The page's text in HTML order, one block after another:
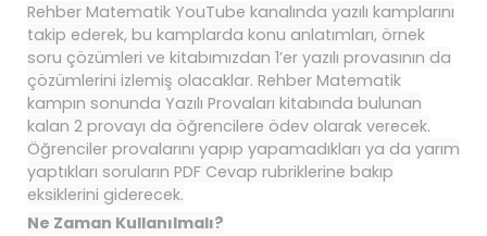
Rehber Matematik YouTube kanalında yazılı kamplarını
takip ederek, bu kamplarda konu anlatımları, örnek
soru çözümleri ve kitabımızdan 1’er yazılı provasının da
çözümlerini izlemiş olacaklar. Rehber Matematik
kampın sonunda Yazılı Provaları kitabında bulunan
kalan 2 provayı da öğrencilere ödev olarak verecek.
Öğrenciler provalarını yapıp yapamadıkları ya da yarım
yaptıkları soruların PDF Cevap rubriklerine bakıp
eksiklerini giderecek.
Ne Zaman Kullanılmalı?